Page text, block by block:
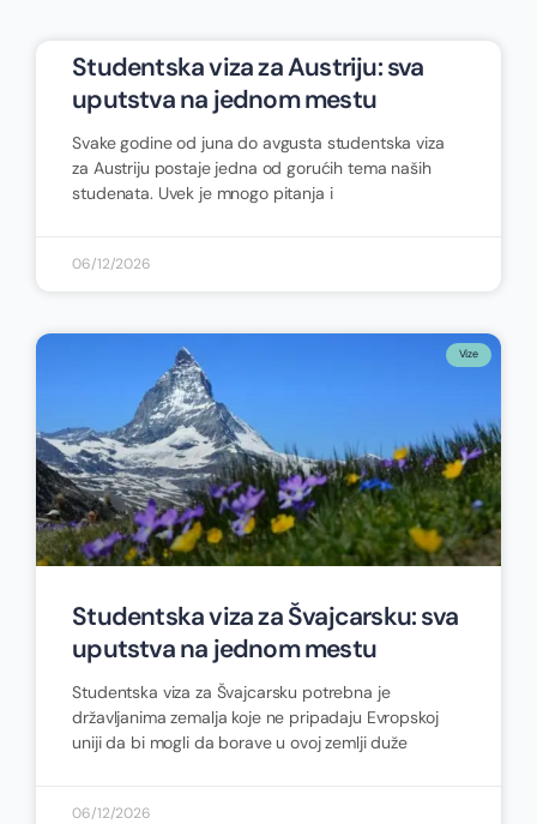
Studentska viza za Austriju: sva
uputstva na jednom mestu
Svake godine od juna do avgusta studentska viza
za Austriju postaje jedna od gorućih tema naših
studenata. Uvek je mnogo pitanja i
06/12/2026
Vize
Studentska viza za Švajcarsku: sva
uputstva na jednom mestu
Studentska viza za Švajcarsku potrebna je
državljanima zemalja koje ne pripadaju Evropskoj
uniji da bi mogli da borave u ovoj zemlji duže
06/12/2026